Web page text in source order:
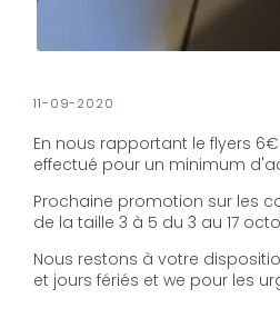
11-09-2020
En nous rapportant le flyers
effectué pour un minimum
Prochaine promotion sur les
de la taille 3 à 5 du 3 au 17
Nous restons à votre
et jours fériés et we pour les